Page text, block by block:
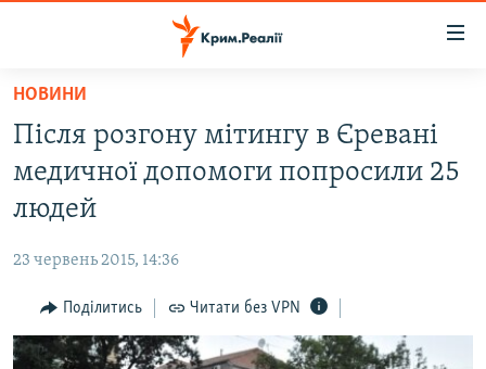
Перейти
основного
матеріалу
до
основної
навігації
Перейти
до
пошуку
ВОДА.КРИМ
ВІДЕО ТА ФОТО
БЛОГИ
ПОГЛЯД
ІНТЕРВ'Ю
НОВИНИ
Після розгону мітингу в Єревані
медичної допомоги попросили 25
людей
23 червень 2015, 14:36
Поділитись Читати без VPN